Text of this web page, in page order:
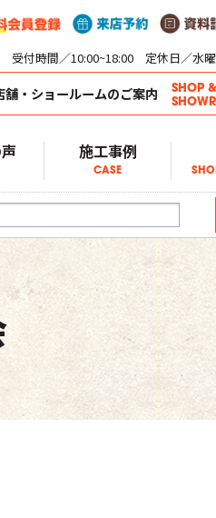
受付時間／10:00~18:00 定休日／水
舗・ショールームのご案内
SHOP &
施工事例
CASE